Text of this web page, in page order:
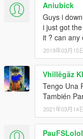
Aniubick
Guys i
i just got
it ? can any
2019年03月15日
Vhillêgäz
Tengo Una
También
2021年03月14日
PauFSLolol